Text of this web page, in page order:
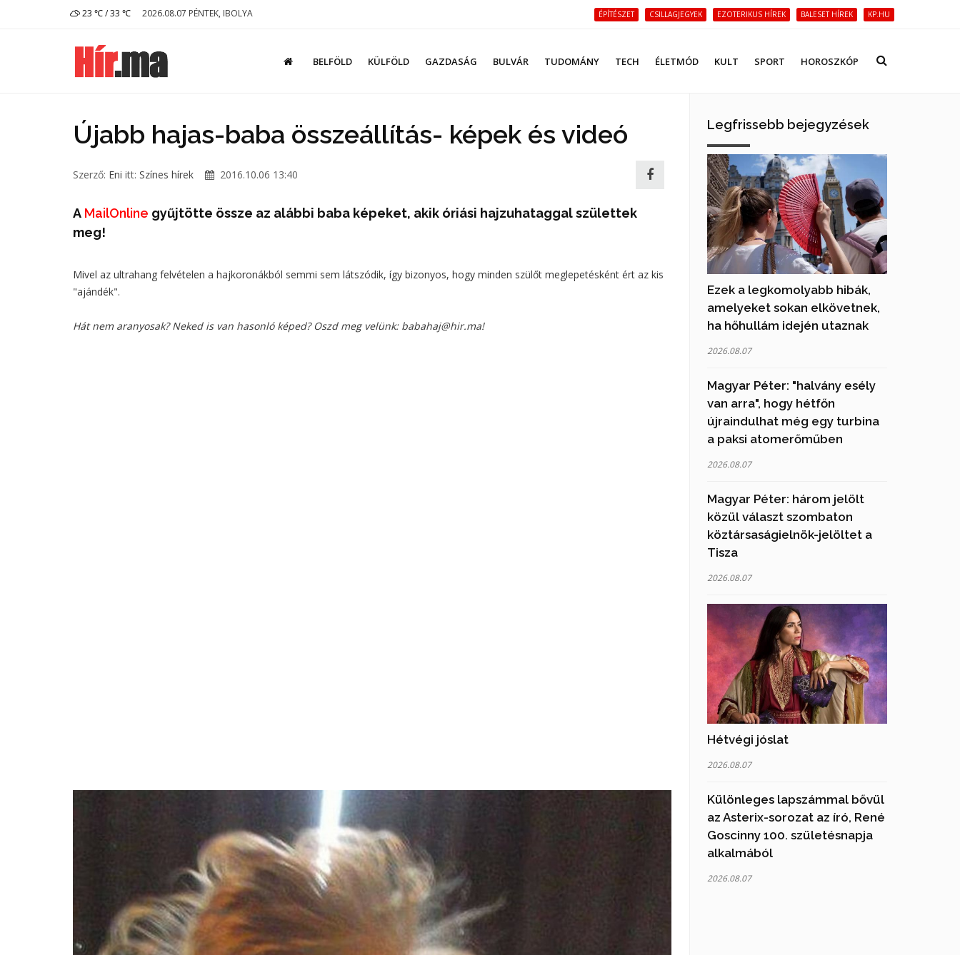
23 ℃ / 33 ℃ 2026.08.07 PÉNTEK, IBOLYA ÉPÍTÉSZET CSILLAGJEGYEK EZOTERIKUS HÍREK BALESET HÍREK KP.HU
BELFÖLD KÜLFÖLD GAZDASÁG BULVÁR TUDOMÁNY TECH ÉLETMÓD KULT SPORT HOROSZKÓP
Újabb hajas-baba összeállítás- képek és videó
Szerző: Eni itt: Színes hírek 2016.10.06 13:40
A MailOnline gyűjtötte össze az alábbi baba képeket, akik óriási hajzuhataggal születtek
meg!
Mivel az ultrahang felvételen a hajkoronákból semmi sem látszódik, így bizonyos, hogy minden szülőt meglepetésként ért az kis
"ajándék".
Hát nem aranyosak? Neked is van hasonló képed? Oszd meg velünk: babahaj@hir.ma!
Legfrissebb bejegyzések
Ezek a legkomolyabb hibák,
amelyeket sokan elkövetnek,
ha hőhullám idején utaznak
2026.08.07
Magyar Péter: "halvány esély
van arra", hogy hétfőn
újraindulhat még egy turbina
a paksi atomerőműben
2026.08.07
Magyar Péter: három jelölt
közül választ szombaton
köztársaságielnök-jelöltet a
Tisza
2026.08.07
Hétvégi jóslat
2026.08.07
Különleges lapszámmal bővül
az Asterix-sorozat az író, René
Goscinny 100. születésnapja
alkalmából
2026.08.07